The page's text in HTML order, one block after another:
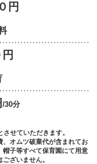
円
/30分
せていただきます。
オムツ破棄代が含まれてお
帽子等すべて保育園にて用意
ざいません。